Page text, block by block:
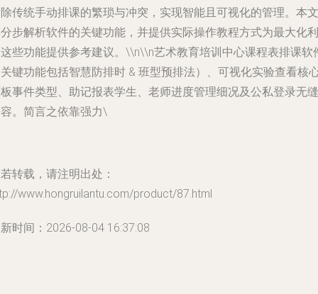
传统手动排课的繁琐与冲突，实现智能且可视化的管理。本文
步解析软件的关键功能，并提供实际操作教程方式为最大化利
些功能提供参考建议。\\n\\n艺术教育培训中心课程表排课软
键功能包括智慧防排时 & 班型预排法）、可视化实验查看核
事件类型、助记报表学生、老师进度管理细况及公私登录无缝
。简言之依靠强力\
转载，请注明出处：
www.hongruilantu.com/product/87.html
时间：2026-08-04 16:37:08